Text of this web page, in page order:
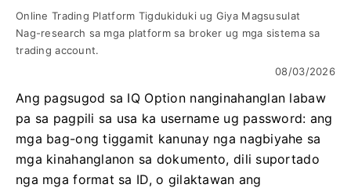
Online Trading Platform Tigdukiduki ug Giya Magsusulat
Nag-research sa mga platform sa broker ug mga sistema sa
trading account.
08/03/2026
Ang pagsugod sa IQ Option nanginahanglan labaw
pa sa pagpili sa usa ka username ug password: ang
mga bag-ong tiggamit kanunay nga nagbiyahe sa
mga kinahanglanon sa dokumento, dili suportado
nga mga format sa ID, o gilaktawan ang